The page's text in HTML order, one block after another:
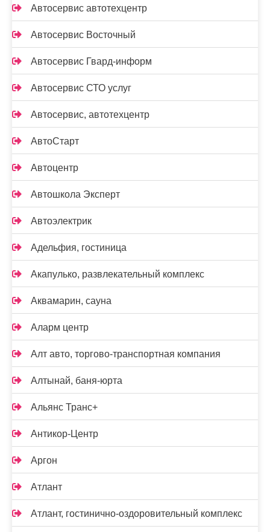
Автосервис автотехцентр
Автосервис Восточный
Автосервис Гвард-информ
Автосервис СТО услуг
Автосервис, автотехцентр
АвтоСтарт
Автоцентр
Автошкола Эксперт
Автоэлектрик
Адельфия, гостиница
Акапулько, развлекательный комплекс
Аквамарин, сауна
Аларм центр
Алт авто, торгово-транспортная компания
Алтынай, баня-юрта
Альянс Транс+
Антикор-Центр
Аргон
Атлант
Атлант, гостинично-оздоровительный комплекс